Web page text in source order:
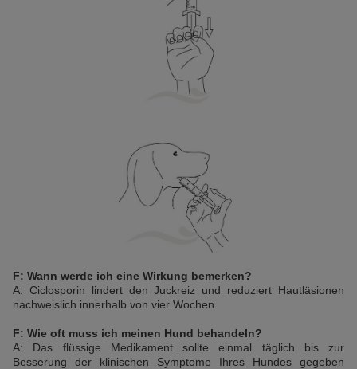
F: Wann werde ich eine Wirkung bemerken?
A: Ciclosporin lindert den Juckreiz und reduziert Hautläsionen
nachweislich innerhalb von vier Wochen.
F: Wie oft muss ich meinen Hund behandeln?
A: Das flüssige Medikament sollte einmal täglich bis zur
Besserung der klinischen Symptome Ihres Hundes gegeben